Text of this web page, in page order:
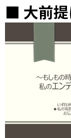
■ 大前提